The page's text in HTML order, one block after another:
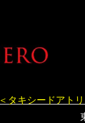
＜タキシードアト